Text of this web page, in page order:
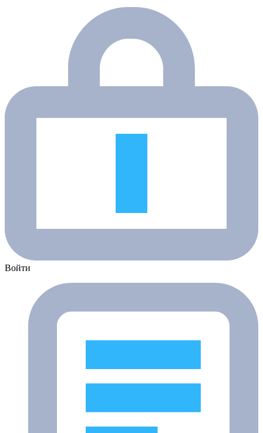
Войти